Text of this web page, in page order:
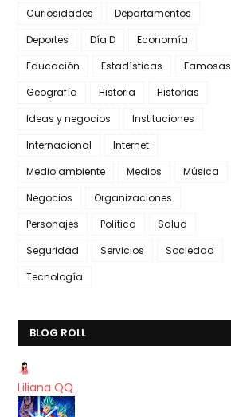
Curiosidades
Departamentos
Deportes
Día D
Economía
Educación
Estadísticas
Famosas
Geografía
Historia
Historias
Ideas y negocios
Instituciones
Internacional
Internet
Medio ambiente
Medios
Música
Negocios
Organizaciones
Personajes
Política
Salud
Seguridad
Servicios
Sociedad
Tecnología
BLOG ROLL
Liliana QQ